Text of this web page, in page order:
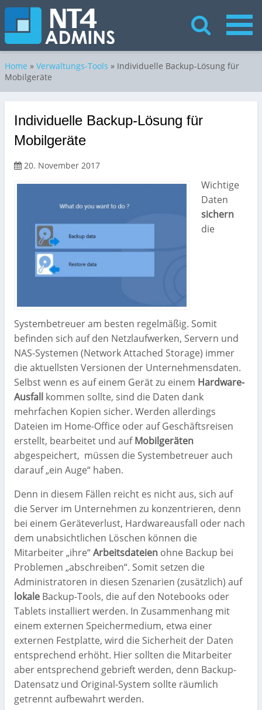
Home » Verwaltungs-Tools » Individuelle Backup-Lösung für
Mobilgeräte
Individuelle Backup-Lösung für
Mobilgeräte
20. November 2017
Wichtige
Daten
sichern
die
Systembetreuer am besten regelmäßig. Somit
befinden sich auf den Netzlaufwerken, Servern und
NAS-Systemen (Network Attached Storage) immer
die aktuellsten Versionen der Unternehmensdaten.
Selbst wenn es auf einem Gerät zu einem Hardware-
Ausfall kommen sollte, sind die Daten dank
mehrfachen Kopien sicher. Werden allerdings
Dateien im Home-Office oder auf Geschäftsreisen
erstellt, bearbeitet und aufMobilgeräten
abgespeichert, müssen die Systembetreuer auch
darauf „ein Auge“ haben.
Denn in diesem Fällen reicht es nicht aus, sich auf
die Server im Unternehmen zu konzentrieren, denn
bei einem Geräteverlust, Hardwareausfall oder nach
dem unabsichtlichen Löschen können die
Mitarbeiter „ihre“Arbeitsdateien ohne Backup bei
Problemen „abschreiben“. Somit setzen die
Administratoren in diesen Szenarien (zusätzlich) auf
lokale Backup-Tools, die auf den Notebooks oder
Tablets installiert werden. In Zusammenhang mit
einem externen Speichermedium, etwa einer
externen Festplatte, wird die Sicherheit der Daten
entsprechend erhöht. Hier sollten die Mitarbeiter
aber entsprechend gebrieft werden, denn Backup-
Datensatz und Original-System sollte räumlich
getrennt aufbewahrt werden.